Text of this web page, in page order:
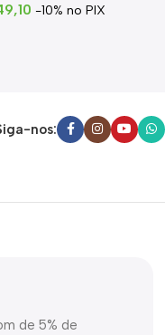
-10% no PIX
nos:
de 5% de